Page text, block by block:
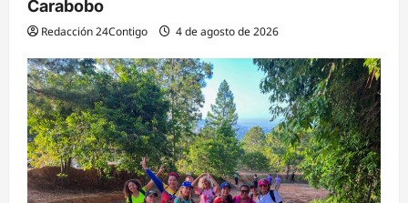
Carabobo
Redacción 24Contigo 4 de agosto de 2026